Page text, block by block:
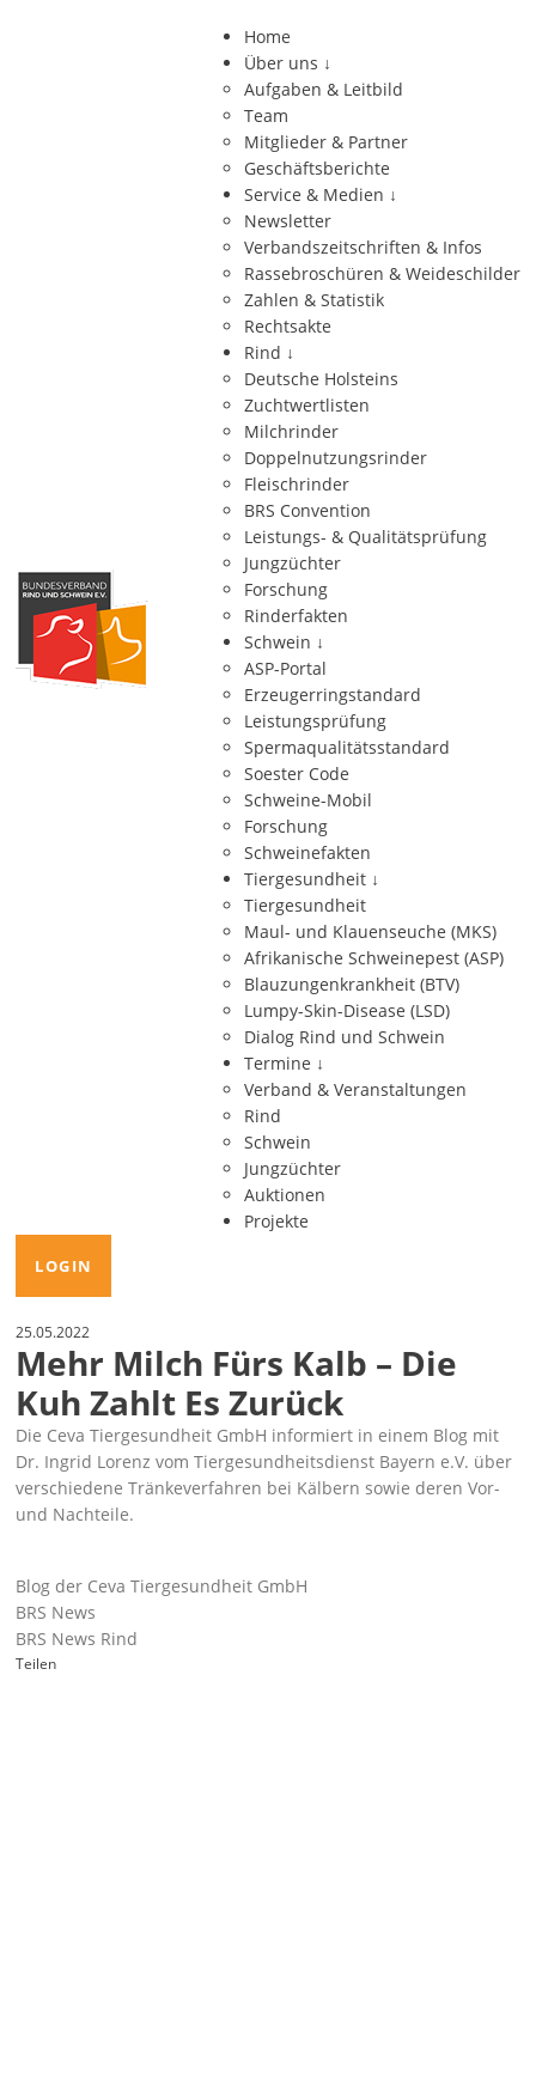
Home
Über uns ↓
Aufgaben & Leitbild
Team
Mitglieder & Partner
Geschäftsberichte
Service & Medien ↓
Newsletter
Verbandszeitschriften & Infos
Rassebroschüren & Weideschilder
Zahlen & Statistik
Rechtsakte
Rind ↓
Deutsche Holsteins
Zuchtwertlisten
Milchrinder
Doppelnutzungsrinder
Fleischrinder
BRS Convention
Leistungs- & Qualitätsprüfung
Jungzüchter
Forschung
Rinderfakten
Schwein ↓
ASP-Portal
Erzeugerringstandard
Leistungsprüfung
Spermaqualitätsstandard
Soester Code
Schweine-Mobil
Forschung
Schweinefakten
Tiergesundheit ↓
Tiergesundheit
Maul- und Klauenseuche (MKS)
Afrikanische Schweinepest (ASP)
Blauzungenkrankheit (BTV)
Lumpy-Skin-Disease (LSD)
Dialog Rind und Schwein
Termine ↓
Verband & Veranstaltungen
Rind
Schwein
Jungzüchter
Auktionen
Projekte
LOGIN
25.05.2022
Mehr Milch Fürs Kalb – Die
Kuh Zahlt Es Zurück
Die Ceva Tiergesundheit GmbH informiert in einem Blog mit
Dr. Ingrid Lorenz vom Tiergesundheitsdienst Bayern e.V. über
verschiedene Tränkeverfahren bei Kälbern sowie deren Vor-
und Nachteile.
Blog der Ceva Tiergesundheit GmbH
BRS News
BRS News Rind
Teilen